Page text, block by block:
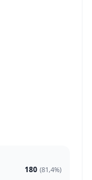
180 (81,4%)